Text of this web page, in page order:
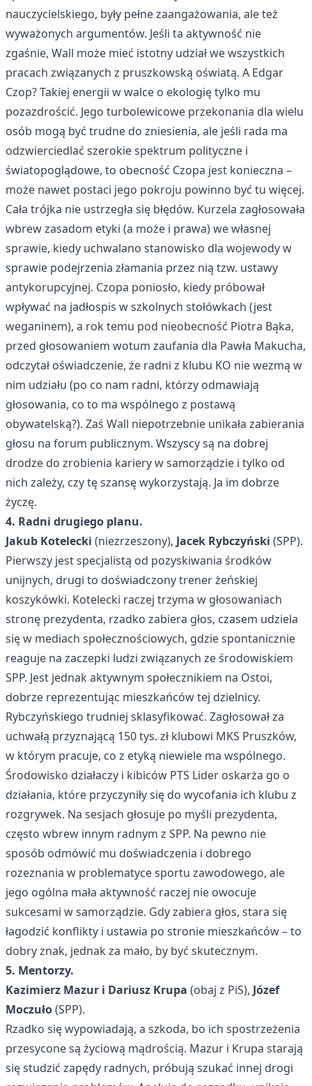
nauczycielskiego, były pełne zaangażowania, ale też
wyważonych argumentów. Jeśli ta aktywność nie
zgaśnie, Wall może mieć istotny udział we wszystkich
pracach związanych z pruszkowską oświatą. A Edgar
Czop? Takiej energii w walce o ekologię tylko mu
pozazdrościć. Jego turbolewicowe przekonania dla wielu
osób mogą być trudne do zniesienia, ale jeśli rada ma
odzwierciedlać szerokie spektrum polityczne i
światopoglądowe, to obecność Czopa jest konieczna –
może nawet postaci jego pokroju powinno być tu więcej.
Cała trójka nie ustrzegła się błędów. Kurzela zagłosowała
wbrew zasadom etyki (a może i prawa) we własnej
sprawie, kiedy uchwalano stanowisko dla wojewody w
sprawie podejrzenia złamania przez nią tzw. ustawy
antykorupcyjnej. Czopa poniosło, kiedy próbował
wpływać na jadłospis w szkolnych stołówkach (jest
weganinem), a rok temu pod nieobecność Piotra Bąka,
przed głosowaniem wotum zaufania dla Pawła Makucha,
odczytał oświadczenie, że radni z klubu KO nie wezmą w
nim udziału (po co nam radni, którzy odmawiają
głosowania, co to ma wspólnego z postawą
obywatelską?). Zaś Wall niepotrzebnie unikała zabierania
głosu na forum publicznym. Wszyscy są na dobrej
drodze do zrobienia kariery w samorządzie i tylko od
nich zależy, czy tę szansę wykorzystają. Ja im dobrze
życzę.
4. Radni drugiego planu.
Jakub Kotelecki (niezrzeszony), Jacek Rybczyński (SPP).
Pierwszy jest specjalistą od pozyskiwania środków
unijnych, drugi to doświadczony trener żeńskiej
koszykówki. Kotelecki raczej trzyma w głosowaniach
stronę prezydenta, rzadko zabiera głos, czasem udziela
się w mediach społecznościowych, gdzie spontanicznie
reaguje na zaczepki ludzi związanych ze środowiskiem
SPP. Jest jednak aktywnym społecznikiem na Ostoi,
dobrze reprezentując mieszkańców tej dzielnicy.
Rybczyńskiego trudniej sklasyfikować. Zagłosował za
uchwałą przyznającą 150 tys. zł klubowi MKS Pruszków,
w którym pracuje, co z etyką niewiele ma wspólnego.
Środowisko działaczy i kibiców PTS Lider oskarża go o
działania, które przyczyniły się do wycofania ich klubu z
rozgrywek. Na sesjach głosuje po myśli prezydenta,
często wbrew innym radnym z SPP. Na pewno nie
sposób odmówić mu doświadczenia i dobrego
rozeznania w problematyce sportu zawodowego, ale
jego ogólna mała aktywność raczej nie owocuje
sukcesami w samorządzie. Gdy zabiera głos, stara się
łagodzić konflikty i ustawia po stronie mieszkańców – to
dobry znak, jednak za mało, by być skutecznym.
5. Mentorzy.
Kazimierz Mazur i Dariusz Krupa (obaj z PiS), Józef
Moczuło(SPP).
Rzadko się wypowiadają, a szkoda, bo ich spostrzeżenia
przesycone są życiową mądrością. Mazur i Krupa starają
się studzić zapędy radnych, próbują szukać innej drogi